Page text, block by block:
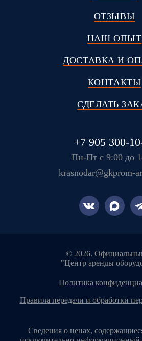
ОТЗЫВЫ
НАШ ОПЫТ
ДОСТАВКА И
КОНТАКТЫ
СДЕЛАТЬ
+7 905 300-
Пн-Пт с 9:00 до
krasnodar@gkprom-
© 2026.
"Центр аренды
политика
правила передачи и обработки
Сведения о ценах,